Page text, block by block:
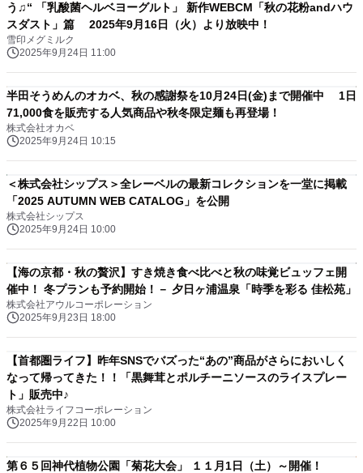
う♫“ 「乳酸菌ヘルベヨーグルト」 新作WEBCM「秋の花粉andハウ
スダスト」篇 2025年9月16日（火）より放映中！
雪印メグミルク
2025年9月24日 11:00
半田そうめんのオカベ、秋の感謝祭を10月24日(金)まで開催中 1日
71,000食を販売する人気商品や秋冬限定麺も再登場！
株式会社オカベ
2025年9月24日 10:15
＜株式会社シップス＞全レーベルの最新コレクションを一堂に掲載
「2025 AUTUMN WEB CATALOG」を公開
株式会社シップス
2025年9月24日 10:00
【海の京都・秋の贅沢】すき焼き食べ比べと秋の味覚ビュッフェ開
催中！ 冬プランも予約開始！－ 夕日ヶ浦温泉「時季を彩る 佳松苑」
株式会社アウルコーポレーション
2025年9月23日 18:00
【首都圏ライフ】昨年SNSでバズった“あの”商品がさらにおいしく
なって帰ってきた！！「黒舞茸とポルチーニソースのライスプレー
ト」販売中♪
株式会社ライフコーポレーション
2025年9月22日 10:00
第６５回神代植物公園「菊花大会」 １１月1日（土）～開催！